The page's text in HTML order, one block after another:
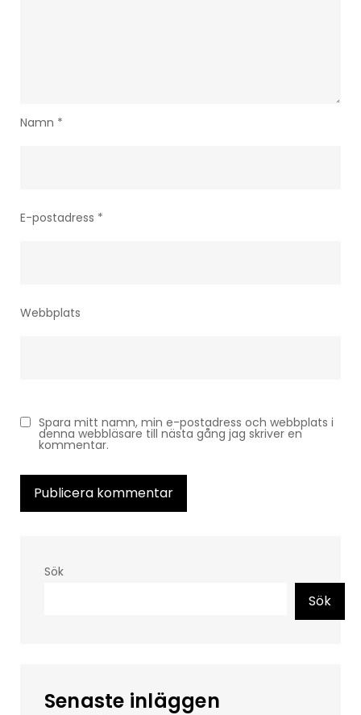
Namn *
E-postadress *
Webbplats
Spara mitt namn, min e-postadress och webbplats i
denna webbläsare till nästa gång jag skriver en
kommentar.
Sök
Sök
Senaste inläggen